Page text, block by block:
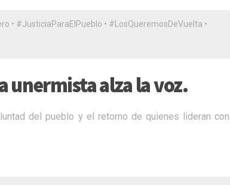
• #JusticiaParaElPueblo • ​#LosQueremosDeVuelta •
unermista alza la voz.
del pueblo y el retorno de quienes lideran con